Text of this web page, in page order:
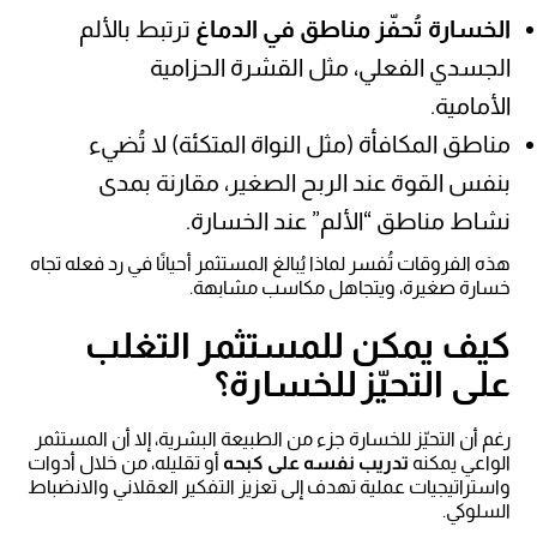
الخسارة تُحفّز مناطق في الدماغ ترتبط بالألم
الجسدي الفعلي، مثل القشرة الحزامية
الأمامية.
مناطق المكافأة (مثل النواة المتكئة) لا تُضيء
بنفس القوة عند الربح الصغير، مقارنة بمدى
نشاط مناطق “الألم” عند الخسارة.
هذه الفروقات تُفسر لماذا يُبالغ المستثمر أحيانًا في رد فعله تجاه
خسارة صغيرة، ويتجاهل مكاسب مشابهة.
كيف يمكن للمستثمر التغلب
على التحيّز للخسارة؟
رغم أن التحيّز للخسارة جزء من الطبيعة البشرية، إلا أن المستثمر
الواعي يمكنه تدريب نفسه على كبحه أو تقليله، من خلال أدوات
واستراتيجيات عملية تهدف إلى تعزيز التفكير العقلاني والانضباط
السلوكي.